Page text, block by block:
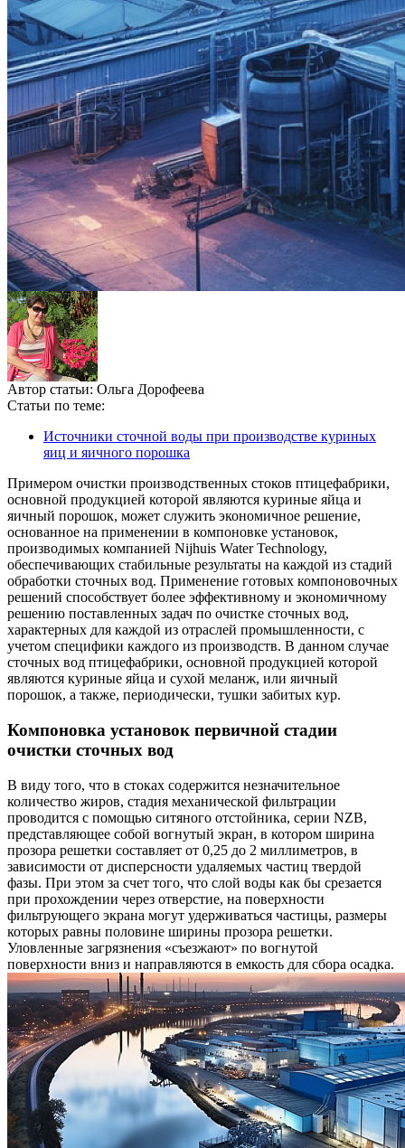
Автор статьи: Ольга Дорофеева
Статьи по теме:
Источники сточной воды при производстве куриных
яиц и яичного порошка
Примером очистки производственных стоков птицефабрики,
основной продукцией которой являются куриные яйца и
яичный порошок, может служить экономичное решение,
основанное на применении в компоновке установок,
производимых компанией Nijhuis Water Technology,
обеспечивающих стабильные результаты на каждой из стадий
обработки сточных вод. Применение готовых компоновочных
решений способствует более эффективному и экономичному
решению поставленных задач по очистке сточных вод,
характерных для каждой из отраслей промышленности, с
учетом специфики каждого из производств. В данном случае
сточных вод птицефабрики, основной продукцией которой
являются куриные яйца и сухой меланж, или яичный
порошок, а также, периодически, тушки забитых кур.
Компоновка установок первичной стадии
очистки сточных вод
В виду того, что в стоках содержится незначительное
количество жиров, стадия механической фильтрации
проводится с помощью ситяного отстойника, серии NZB,
представляющее собой вогнутый экран, в котором ширина
прозора решетки составляет от 0,25 до 2 миллиметров, в
зависимости от дисперсности удаляемых частиц твердой
фазы. При этом за счет того, что слой воды как бы срезается
при прохождении через отверстие, на поверхности
фильтрующего экрана могут удерживаться частицы, размеры
которых равны половине ширины прозора решетки.
Уловленные загрязнения «съезжают» по вогнутой
поверхности вниз и направляются в емкость для сбора осадка.